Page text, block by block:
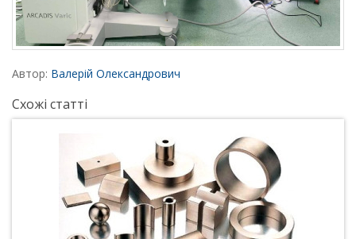
Автор: Валерій Олександрович
Схожі статті